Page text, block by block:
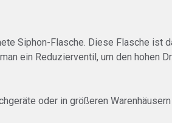
Siphon-Flasche. Diese Flasche ist
ein Reduzierventil, um den hohen
oder in größeren